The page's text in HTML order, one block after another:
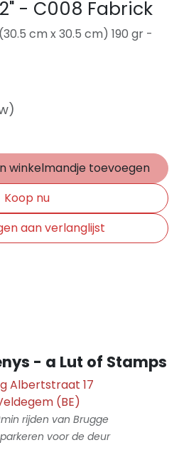
- C008 Fabrick
cm x 30.5 cm) 190 gr -
winkelmandje toevoegen
Koop nu
aan verlanglijst
- a Lut of Stamps
Albertstraat 17
(BE)
rijden van Brugge
voor de deur